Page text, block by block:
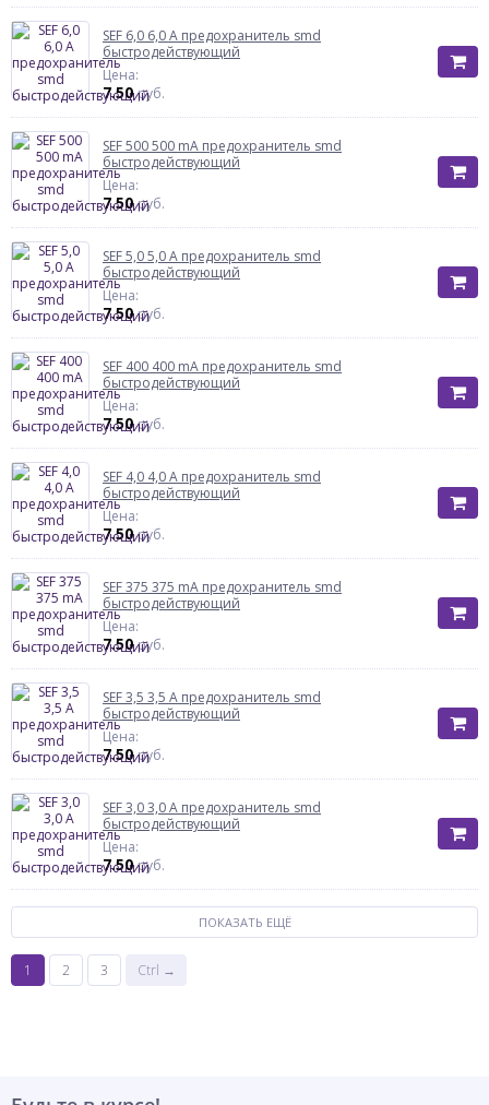
SEF 6,0 6,0 A предохранитель smd
быстродействующий
Цена:
7.50руб.
SEF 500 500 mA предохранитель smd
быстродействующий
Цена:
7.50руб.
SEF 5,0 5,0 A предохранитель smd
быстродействующий
Цена:
7.50руб.
SEF 400 400 mA предохранитель smd
быстродействующий
Цена:
7.50руб.
SEF 4,0 4,0 A предохранитель smd
быстродействующий
Цена:
7.50руб.
SEF 375 375 mA предохранитель smd
быстродействующий
Цена:
7.50руб.
SEF 3,5 3,5 A предохранитель smd
быстродействующий
Цена:
7.50руб.
SEF 3,0 3,0 A предохранитель smd
быстродействующий
Цена:
7.50руб.
ПОКАЗАТЬ ЕЩЁ
1 2 3 Ctrl →